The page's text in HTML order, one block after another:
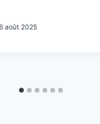
août 2025